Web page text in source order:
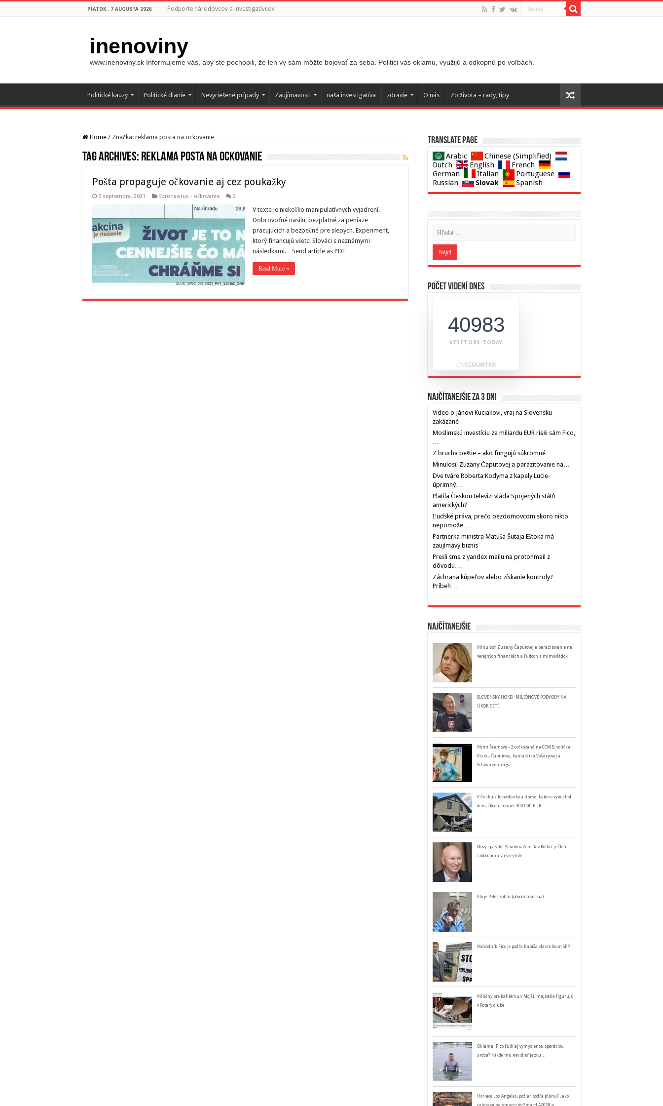
PIATOK , 7 AUGUSTA 2026 Podporte národovcov a investigatívcov
inenoviny
www.inenoviny.sk Informujeme vás, aby ste pochopili, že len vy sám môžte bojovať za seba. Politici vás oklamu, využijú a odkopnú po voľbách.
Politické kauzy Politické dianie Nevyriešené prípady Zaujímavosti naša investigatíva zdravie O nás Zo života – rady, tipy
Home / Značka: reklama posta na ockovanie
Tag Archives: reklama posta na ockovanie
Pošta propaguje očkovanie aj cez poukažky
5 septembra, 2021 Koronavírus - očkovanie 2
V texte je niekoľko manipulatívnych vyjadrení.
Dobrovoľné nasilu, bezplatné za peniaze
pracujúcich a bezpečné pre slepých. Experiment,
ktorý financujú všetci Slováci s neznámymi
následkami. Send article as PDF
Read More »
Translate page
Arabic
Chinese (Simplified)
Dutch
English
French
German
Italian
Portuguese
Russian
Slovak Spanish
Počet videní dnes
40983
VISITORS TODAY
Najčítanejšie za 3 dni
Video o Jánovi Kuciakovi, vraj na Slovensku
zakázané
Moslimskú investíciu za miliardu EUR rieši sám Fico,
…
Z brucha beštie – ako fungujú súkromné…
Minulosť Zuzany Čaputovej a parazitovanie na…
Dve tváre Roberta Kodyma z kapely Lucie-
úprimný…
Platila Českou televizi vláda Spojených států
amerických?
Ľudské práva, prečo bezdomovcom skoro nikto
nepomože…
Partnerka ministra Matúša Šutaja Eštoka má
zaujímavý biznis
Prešli sme z yandex mailu na protonmail z
dôvodu…
Záchrana kúpeľov alebo získanie kontroly?
Príbeh…
Najčítanejšie
Minulosť Zuzany Čaputovej a parazitovanie na
verejných financiách a ľudoch z mimovládok
SLOVENSKÝ HOKEJ: MILIÓNOVÉ PODVODY NA
ÚKOR DETÍ
Mimi Šramová – 2x očkovaná na COVID, volička
Kisku, Čaputovej, kamarátka Vašáryovej a
Schwarzenberga
V Česku z fotovoltaiky a lítiovej batérie vybuchol
dom, škoda takmer 300 000 EUR
Nový spasiteľ Slovákov Zoroslav Kollár je člen
slobodomurárskej lóže
Kto je Peter Kotlár (pôvodná verzia)
Podvodník Fico je podľa Babiša vlastníkom SPP
Milióny pre kafilérku v Mojši, majitelia figurujú
v Rotary clube
Oklamal Fico ľudí aj vymyslenou operáciou
srdca? Nikde mu nevidieť jazvu…
Horiace Los Angeles, požiar podľa plánu? ..ako